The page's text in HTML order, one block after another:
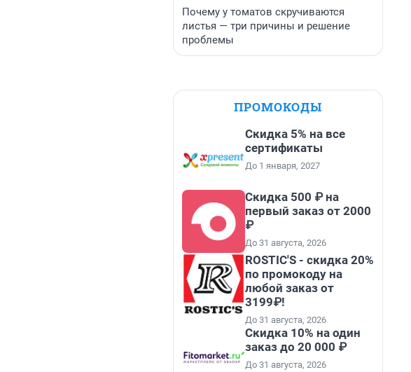
Почему у томатов скручиваются
листья — три причины и решение
проблемы
ПРОМОКОДЫ
Скидка 5% на все
сертификаты
До 1 января, 2027
Скидка 500 ₽ на
первый заказ от 2000
₽
До 31 августа, 2026
ROSTIC'S - скидка 20%
по промокоду на
любой заказ от
3199₽!
До 31 августа, 2026
Скидка 10% на один
заказ до 20 000 ₽
До 31 августа, 2026